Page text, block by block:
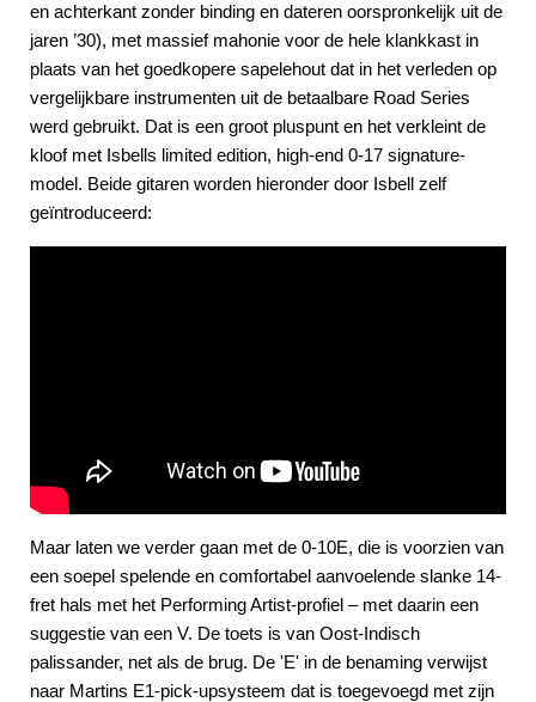
en achterkant zonder binding en dateren oorspronkelijk uit de
jaren ’30), met massief mahonie voor de hele klankkast in
plaats van het goedkopere sapelehout dat in het verleden op
vergelijkbare instrumenten uit de betaalbare Road Series
werd gebruikt. Dat is een groot pluspunt en het verkleint de
kloof met Isbells limited edition, high-end 0-17 signature-
model. Beide gitaren worden hieronder door Isbell zelf
geïntroduceerd:
Maar laten we verder gaan met de 0-10E, die is voorzien van
een soepel spelende en comfortabel aanvoelende slanke 14-
fret hals met het Performing Artist-profiel – met daarin een
suggestie van een V. De toets is van Oost-Indisch
palissander, net als de brug. De 'E' in de benaming verwijst
naar Martins E1-pick-upsysteem dat is toegevoegd met zijn